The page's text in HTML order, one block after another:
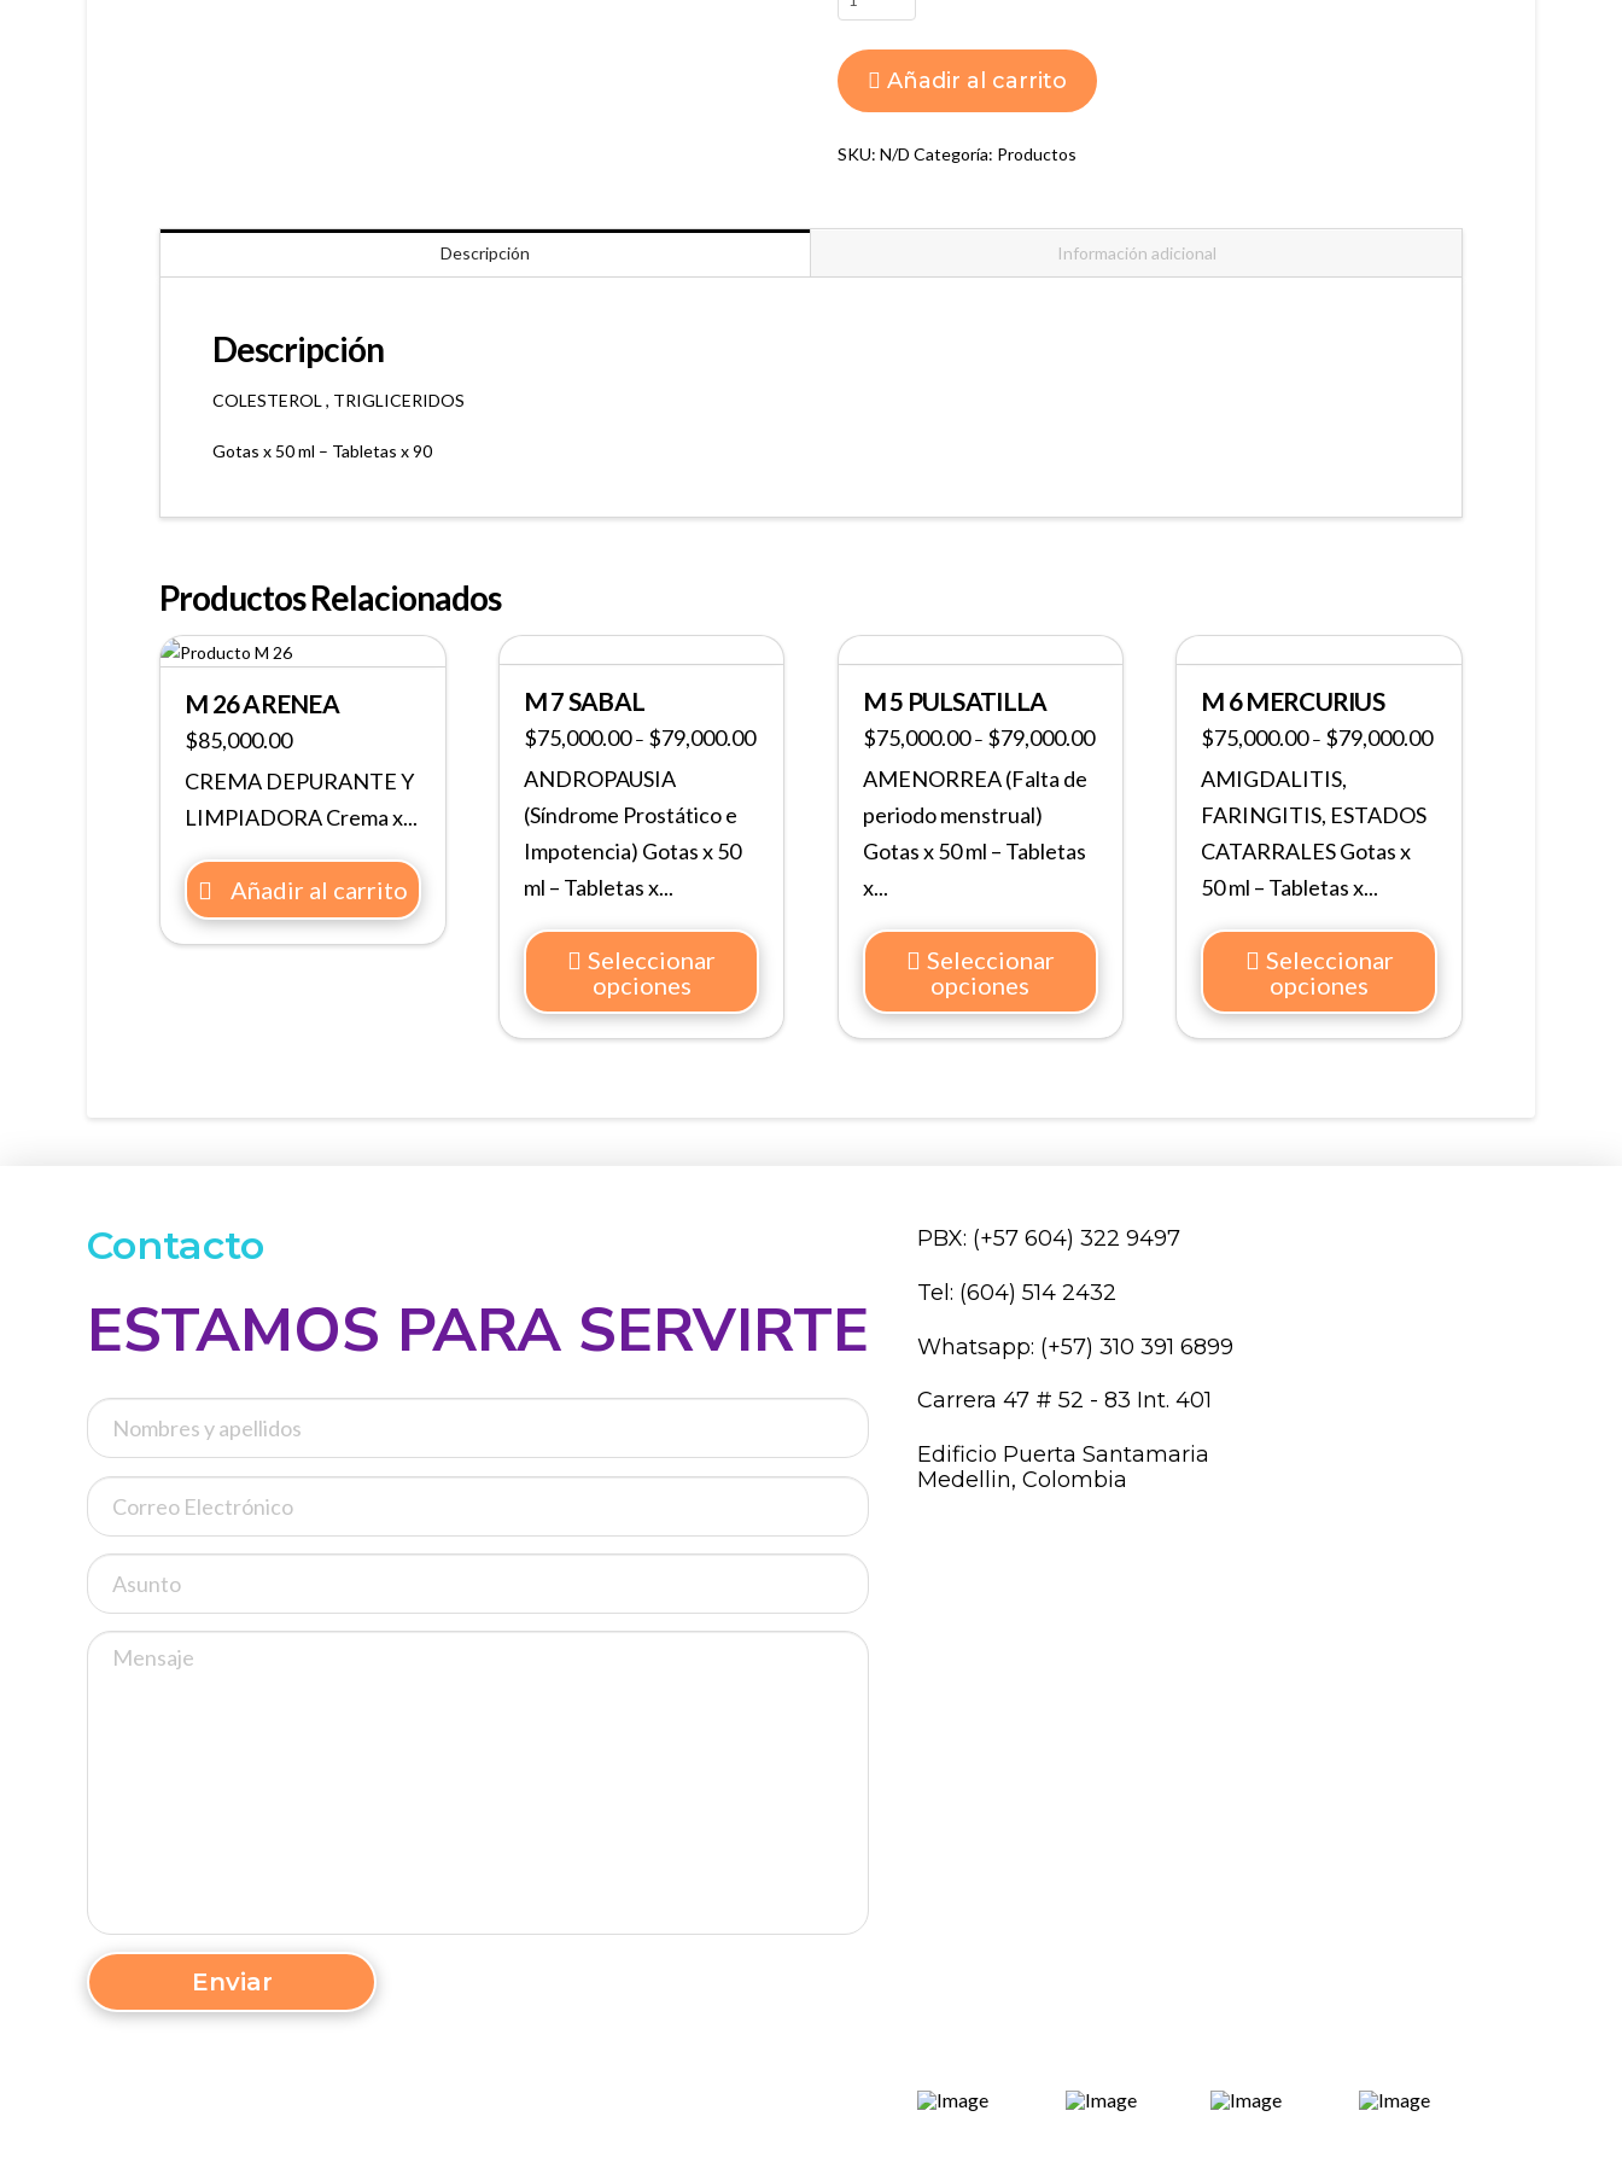
GYMNEMA
cantidad
Añadir al carrito
SKU: N/D Categoría: Productos
Descripción Información adicional
Descripción
COLESTEROL , TRIGLICERIDOS
Gotas x 50 ml – Tabletas x 90
Productos Relacionados
M 26 ARENEA
$85,000.00
CREMA DEPURANTE Y
LIMPIADORA Crema x...
Añadir al carrito
M 7 SABAL
$75,000.00– $79,000.00
ANDROPAUSIA
(Síndrome Prostático e
Impotencia) Gotas x 50
ml – Tabletas x...
Seleccionar
opciones
M 5 PULSATILLA
$75,000.00– $79,000.00
AMENORREA (Falta de
periodo menstrual)
Gotas x 50 ml – Tabletas
x...
Seleccionar
opciones
M 6 MERCURIUS
$75,000.00– $79,000.00
AMIGDALITIS,
FARINGITIS, ESTADOS
CATARRALES Gotas x
50 ml – Tabletas x...
Seleccionar
opciones
Contacto
ESTAMOS PARA SERVIRTE
PBX: (+57 604) 322 9497
Tel: (604) 514 2432
Whatsapp: (+57) 310 391 6899
Carrera 47 # 52 - 83 Int. 401
Edificio Puerta Santamaria
Medellin, Colombia